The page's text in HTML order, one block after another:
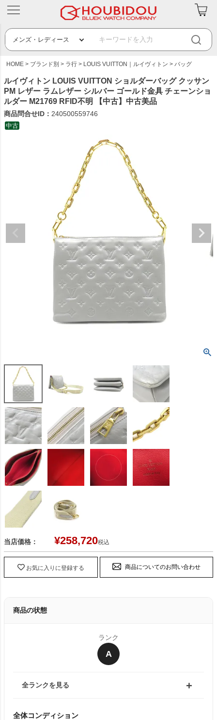
HOME ブランド別 ラ行 LOUIS VUITTON｜ルイヴィトン バッグ
ルイヴィトン LOUIS VUITTON ショルダーバッグ クッサン
PM レザー ラムレザー シルバー ゴールド金具 チェーンショ
ルダー M21769 RFID不明 【中古】中古美品
商品問合せID： 240500559746
中古
当店価格： ¥258,720税込
お気に入りに登録する 商品についてのお問い合わせ
商品の状態
ランク
A
全ランクを見る
全体コンディション